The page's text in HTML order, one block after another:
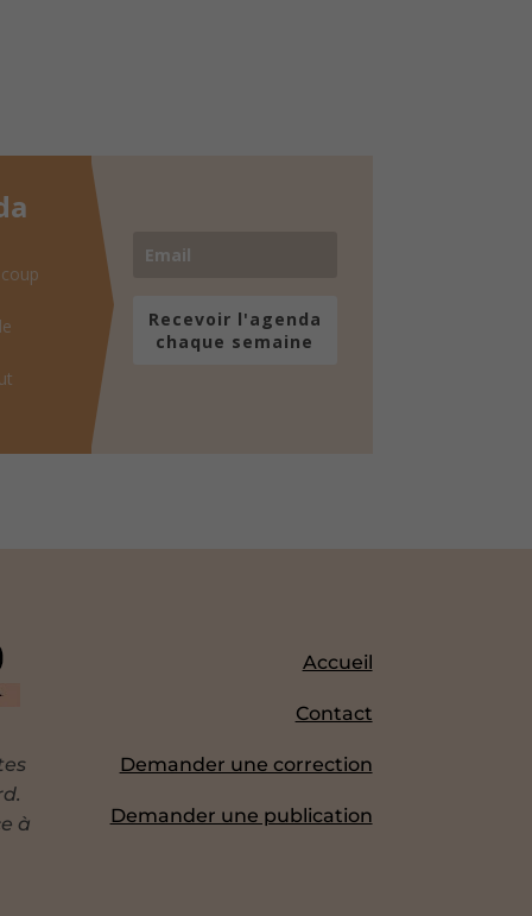
Recevoir l'agenda
chaque semaine
à
Accueil
Contact
Demander une correction
Demander une publication